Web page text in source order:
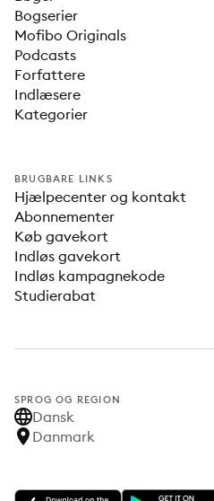
Bogserier
Mofibo Originals
Podcasts
Forfattere
Indlæsere
Kategorier
BRUGBARE LINKS
Hjælpecenter og kontakt
Abonnementer
Køb gavekort
Indløs gavekort
Indløs kampagnekode
Studierabat
SPROG OG REGION
Dansk
Danmark